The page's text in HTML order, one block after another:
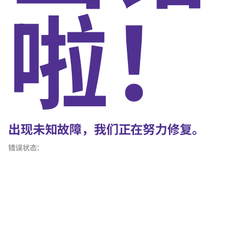
啦！
出现未知故障，我们正在努力修复。
错误状态：